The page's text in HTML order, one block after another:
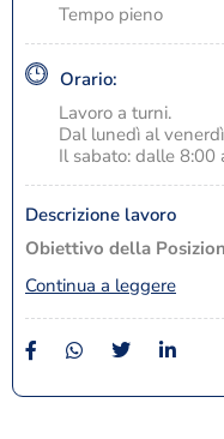
Tempo pieno
Orario:
Lavoro a turni.
Dal lunedì al
Il sabato: dalle 8:00
Descrizione lavoro
Obiettivo della
Continua a leggere